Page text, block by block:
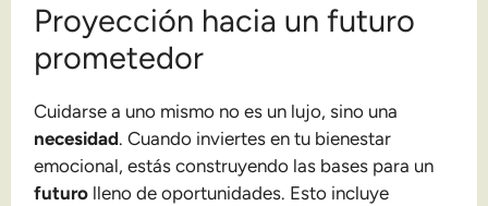
Proyección hacia un futuro
prometedor
Cuidarse a uno mismo no es un lujo, sino una
necesidad. Cuando inviertes en tu bienestar
emocional, estás construyendo las bases para un
futuro lleno de oportunidades. Esto incluye